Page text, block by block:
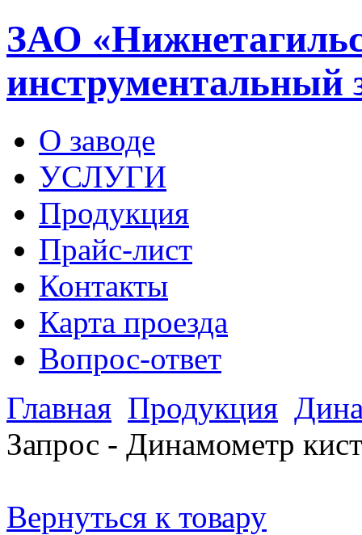
ЗАО
инструментальный
О заводе
УСЛУГИ
Продукция
Прайс-лист
Контакты
Карта проезда
Вопрос-ответ
Главная Продукция
Запрос - Динамометр
Вернуться к товару